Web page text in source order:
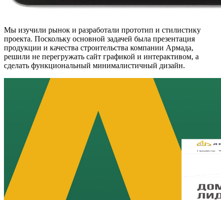
Мы изучили рынок и разработали прототип и стилистику
проекта. Поскольку основной задачей была презентация
продукции и качества строительства компании Армада,
решили не перегружать сайт графикой и интерактивом, а
сделать функциональный минималистичный дизайн.